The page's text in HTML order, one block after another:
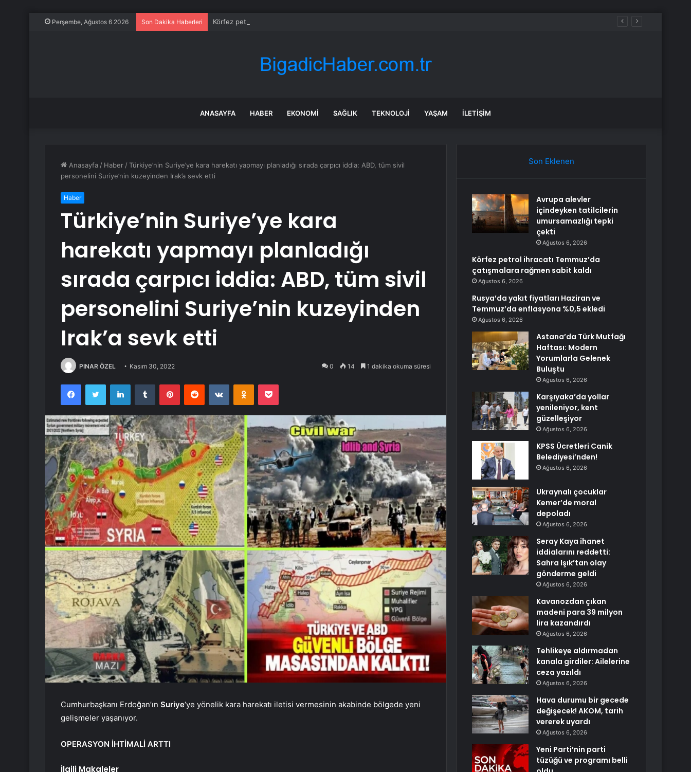
Perşembe, Ağustos 6 2026 Son Dakika Haberleri Körfez petrol ihracatı Temmuz’da çatışmalara rağmen sabit kaldı
ANASAYFA HABER EKONOMI SAĞLIK TEKNOLOJI YAŞAM İLETIŞIM
Anasayfa / Haber /Türkiye’nin Suriye’ye kara harekatı yapmayı planladığı sırada çarpıcı iddia: ABD, tüm sivil
personelini Suriye’nin kuzeyinden Irak’a sevk etti
Haber
Türkiye’nin Suriye’ye kara
harekatı yapmayı planladığı
sırada çarpıcı iddia: ABD, tüm sivil
personelini Suriye’nin kuzeyinden
Irak’a sevk etti
PINAR ÖZEL Kasım 30, 2022 0 14 1 dakika okuma süresi
FacebookTwitter LinkedInTumblr PinterestReddit VKontakteOdnoklassniki
Pocket
Cumhurbaşkanı Erdoğan’ın Suriye‘ye yönelik kara harekatı iletisi vermesinin akabinde bölgede yeni
gelişmeler yaşanıyor.
OPERASYON İHTİMALİ ARTTI
İlgili Makaleler
Son Eklenen
Avrupa alevler
içindeyken tatilcilerin
umursamazlığı tepki
çekti
Ağustos 6, 2026
Körfez petrol ihracatı Temmuz’da
çatışmalara rağmen sabit kaldı
Ağustos 6, 2026
Rusya’da yakıt fiyatları Haziran ve
Temmuz’da enflasyona %0,5 ekledi
Ağustos 6, 2026
Astana’da Türk Mutfağı
Haftası: Modern
Yorumlarla Gelenek
Buluştu
Ağustos 6, 2026
Karşıyaka’da yollar
yenileniyor, kent
güzelleşiyor
Ağustos 6, 2026
KPSS Ücretleri Canik
Belediyesi’nden!
Ağustos 6, 2026
Ukraynalı çocuklar
Kemer’de moral
depoladı
Ağustos 6, 2026
Seray Kaya ihanet
iddialarını reddetti:
Sahra Işık’tan olay
gönderme geldi
Ağustos 6, 2026
Kavanozdan çıkan
madeni para 39 milyon
lira kazandırdı
Ağustos 6, 2026
Tehlikeye aldırmadan
kanala girdiler: Ailelerine
ceza yazıldı
Ağustos 6, 2026
Hava durumu bir gecede
değişecek! AKOM, tarih
vererek uyardı
Ağustos 6, 2026
Yeni Parti’nin parti
tüzüğü ve programı belli